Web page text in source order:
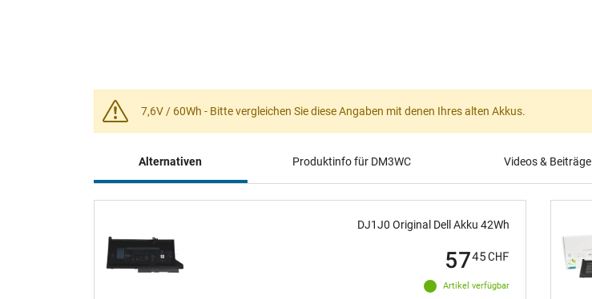
7,6V / 60Wh - Bitte vergleichen Sie diese Angaben mit denen Ihres alten Akkus.
Alternativen Produktinfo für DM3WC Videos & Beiträge
DJ1J0 Original Dell Akku 42Wh
Artikel verfügbar
5745CHF